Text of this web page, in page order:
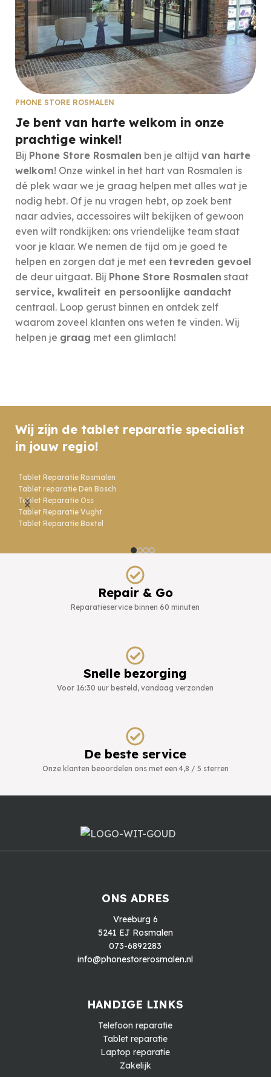
PHONE STORE ROSMALEN
Je bent van harte welkom in onze
prachtige winkel!
Bij Phone Store Rosmalen ben je altijd van harte
welkom! Onze winkel in het hart van Rosmalen is
dé plek waar we je graag helpen met alles wat je
nodig hebt. Of je nu vragen hebt, op zoek bent
naar advies, accessoires wilt bekijken of gewoon
even wilt rondkijken: ons vriendelijke team staat
voor je klaar. We nemen de tijd om je goed te
helpen en zorgen dat je met een tevreden gevoel
de deur uitgaat. Bij Phone Store Rosmalen staat
service, kwaliteit en persoonlijke aandacht
centraal. Loop gerust binnen en ontdek zelf
waarom zoveel klanten ons weten te vinden. Wij
helpen je graag met een glimlach!
Wij zijn de tablet reparatie specialist
in jouw regio!
Tablet Reparatie Rosmalen
Tablet reparatie Den Bosch
Tablet Reparatie Oss
Tablet Reparatie Vught
Tablet Reparatie Boxtel
Repair & Go
Reparatieservice binnen 60 minuten
Snelle bezorging
Voor 16:30 uur besteld, vandaag verzonden
De beste service
Onze klanten beoordelen ons met een 4,8 / 5 sterren
ONS ADRES
Vreeburg 6
5241 EJ Rosmalen
073-6892283
info@phonestorerosmalen.nl
HANDIGE LINKS
Telefoon reparatie
Tablet reparatie
Laptop reparatie
Zakelijk